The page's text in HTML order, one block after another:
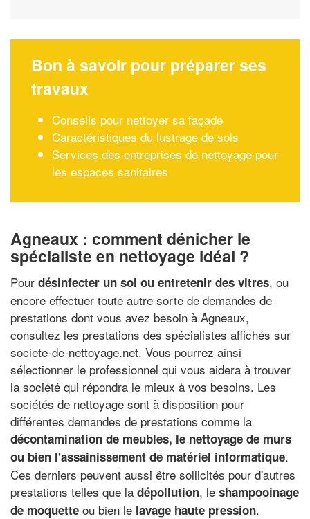
Bon à savoir pour préparer ses
travaux
Conseils pour nettoyer sa façade
Caractéristiques du lustrage de sols
Services des entreprises de nettoyage pour
les espaces sanitaires
Agneaux : comment dénicher le
spécialiste en nettoyage idéal ?
Pour désinfecter un sol ou entretenir des vitres, ou
encore effectuer toute autre sorte de demandes de
prestations dont vous avez besoin à Agneaux,
consultez les prestations des spécialistes affichés sur
societe-de-nettoyage.net. Vous pourrez ainsi
sélectionner le professionnel qui vous aidera à trouver
la société qui répondra le mieux à vos besoins. Les
sociétés de nettoyage sont à disposition pour
différentes demandes de prestations comme la
décontamination de meubles, le nettoyage de murs
ou bien l'assainissement de matériel informatique.
Ces derniers peuvent aussi être sollicités pour d'autres
prestations telles que la dépollution, le shampooinage
de moquette ou bien le lavage haute pression.